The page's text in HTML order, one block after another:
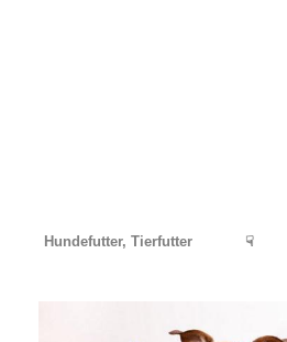
Hundefutter, Tierfutter ☟